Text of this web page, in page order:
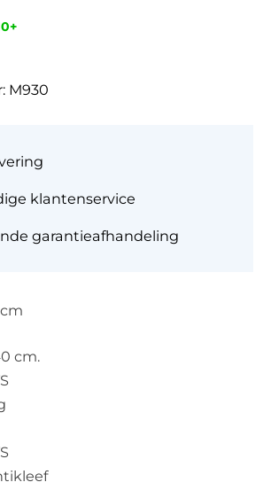
M930
klantenservice
garantieafhandeling
cm.